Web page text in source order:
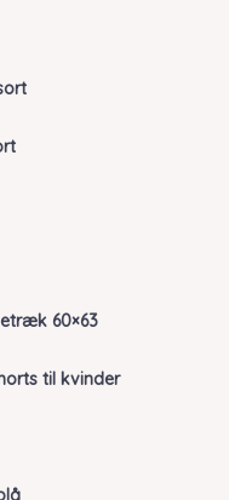
60×63
til kvinder